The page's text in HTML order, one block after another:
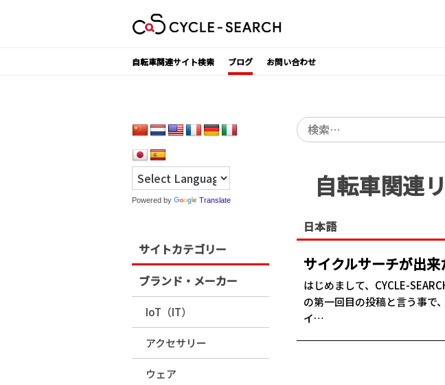
自転車関連サイト検索 ブログ お問い合わせ
検
索:
自転車関連
日本語
サイクルサーチが出来
はじめまして、CYCLE-
の第一回目の投稿と言う事で
イ…
Powered by Translate
サイトカテゴリー
ブランド・メーカー
IoT（IT）
アクセサリー
ウェア